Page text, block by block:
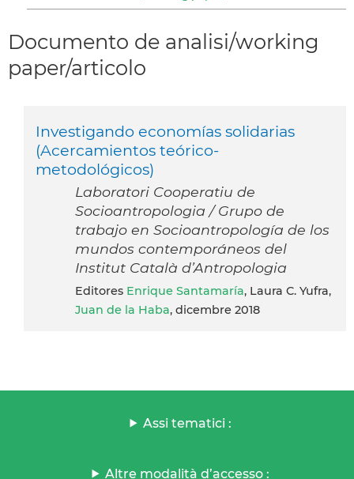
Documento de analisi/working
paper/articolo
Investigando economías solidarias
(Acercamientos teórico-
metodológicos)
Laboratori Cooperatiu de
Socioantropologia / Grupo de
trabajo en Socioantropología de los
mundos contemporáneos del
Institut Català d’Antropologia
editores Enrique Santamaría, Laura C. Yufra,
Juan de la Haba, dicembre 2018
Assi tematici :
Altre modalità d’accesso :